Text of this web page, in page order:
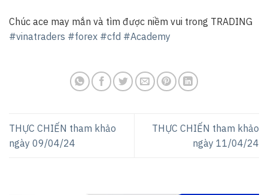
Chúc ace may mắn và tìm được niềm vui trong TRADING
#vinatraders #forex #cfd #Academy
THỰC CHIẾN tham khảo
ngày 09/04/24
THỰC CHIẾN tham khảo
ngày 11/04/24